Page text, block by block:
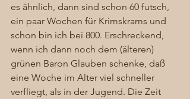
es ähnlich, dann sind schon 60 futsch,
ein paar Wochen für Krimskrams und
schon bin ich bei 800. Erschreckend,
wenn ich dann noch dem (älteren)
grünen Baron Glauben schenke, daß
eine Woche im Alter viel schneller
verfliegt, als in der Jugend. Die Zeit